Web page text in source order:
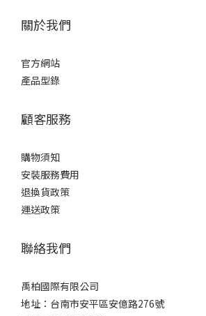
關於我們
官方網站
產品型錄
顧客服務
購物須知
安裝服務費用
退換貨政策
運送政策
聯絡我們
禹柏國際有限公司
地址：台南市安平區安億路276號